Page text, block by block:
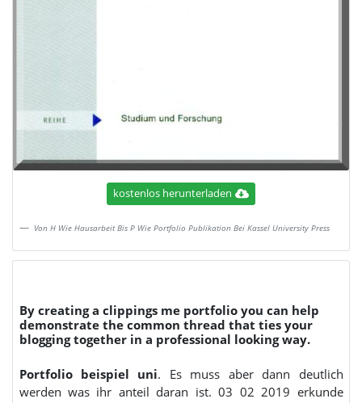
kostenlos herunterladen
Von H Wie Hausarbeit Bis P Wie Portfolio Publikation Bei Kassel University Press
By creating a clippings me portfolio you can help
demonstrate the common thread that ties your
blogging together in a professional looking way.
Portfolio beispiel uni. Es muss aber dann deutlich
werden was ihr anteil daran ist. 03 02 2019 erkunde